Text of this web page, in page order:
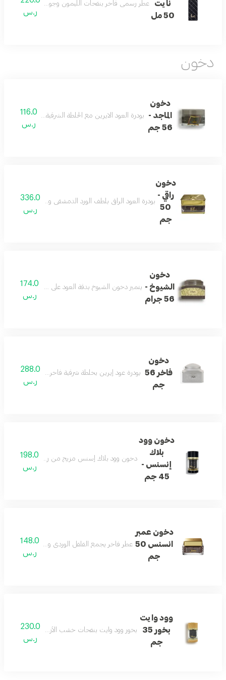
نايت
50 مل
عطر رسمي فاخر بنفحات الليمون وجوزة الطيب
ر.س
دخون
دخون
الماجد -
56 جم
بودرة العود الايرين مع الخلطة الشرقية إستخدام يومي
116.0
ر.س
دخون
راقي -
50
جم
بودرة العود الراقي بلطف الورد الدمشقي ودفْ المريمية
336.0
ر.س
دخون
الشيوخ -
56 جرام
يتميز دخون الشيوخ بدقة العود على خلطة شرقية
174.0
ر.س
دخون
فاخر 56
جم
بودرة عود إيرين بخلطة شرقية فاخرة للاستخدام
288.0
ر.س
دخون وود
بلاك
إنسنس -
45 جم
دخون وود بلاك إسنس مزيج من روائح عطرية من
198.0
ر.س
دخون عمبر
انسنس 50
جم
عطر فاخر يجمع الفلفل الوردي والكهرمان والعنبر
148.0
ر.س
وود وايت
بخور 35
جم
بخور وود وايت بنفحات خشب الأرز والكراميل
230.0
ر.س